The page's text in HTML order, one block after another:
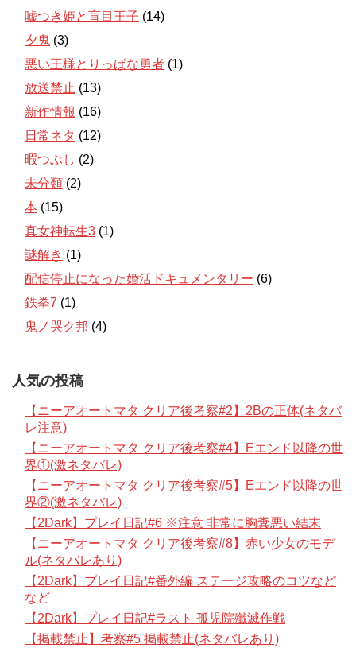
嘘つき姫と盲目王子 (14)
夕鬼 (3)
悪い王様とりっぱな勇者 (1)
放送禁止 (13)
新作情報 (16)
日常ネタ (12)
暇つぶし (2)
未分類 (2)
本 (15)
真女神転生3 (1)
謎解き (1)
配信停止になった婚活ドキュメンタリー (6)
鉄拳7 (1)
鬼ノ哭ク邦 (4)
人気の投稿
【ニーアオートマタ クリア後考察#2】2Bの正体(ネタバ
レ注意)
【ニーアオートマタ クリア後考察#4】Eエンド以降の世
界①(激ネタバレ)
【ニーアオートマタ クリア後考察#5】Eエンド以降の世
界②(激ネタバレ)
【2Dark】プレイ日記#6 ※注意 非常に胸糞悪い結末
【ニーアオートマタ クリア後考察#8】赤い少女のモデ
ル(ネタバレあり)
【2Dark】プレイ日記#番外編 ステージ攻略のコツなど
など
【2Dark】プレイ日記#ラスト 孤児院殲滅作戦
【掲載禁止】考察#5 掲載禁止(ネタバレあり)